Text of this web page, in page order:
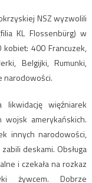
NSZ wyzwolili
KL Flossenbürg) w
400 Francuzek,
Belgijki, Rumunki,
narodowości.
likwidację więźniarek
amerykańskich.
innych narodowości,
deskami. Obsługa
i czekała na rozkaz
żywcem. Dobrze